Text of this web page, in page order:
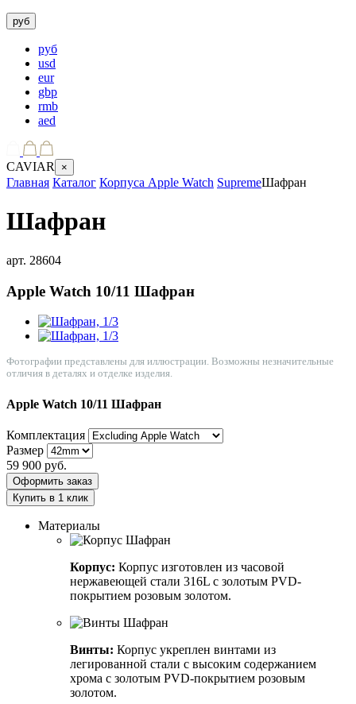
руб
руб
usd
eur
gbp
rmb
aed
CAVIAR ×
Главная Каталог Корпуса Apple Watch SupremeШафран
Шафран
арт. 28604
Apple Watch 10/11 Шафран
Фотографии представлены для иллюстрации. Возможны незначительные
отличия в деталях и отделке изделия.
Apple Watch 10/11 Шафран
Комплектация
Размер
59 900 руб.
Оформить заказ
Купить в 1 клик
Материалы
Корпус: Корпус изготовлен из часовой
нержавеющей стали 316L с золотым PVD-
покрытием розовым золотом.
Винты: Корпус укреплен винтами из
легированной стали с высоким содержанием
хрома с золотым PVD-покрытием розовым
золотом.